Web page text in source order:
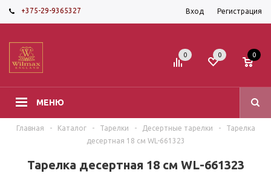
+375-29-9365327 Вход Регистрация
МЕНЮ
0 0 0
Главная - Каталог - Тарелки - Десертные тарелки -
Тарелка
десертная 18 см WL-661323
Тарелка десертная 18 см WL-661323